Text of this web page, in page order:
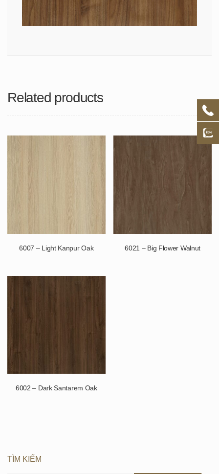
Related products
6007 – Light Kanpur Oak 6021 – Big Flower Walnut
6002 – Dark Santarem Oak
TÌM KIẾM